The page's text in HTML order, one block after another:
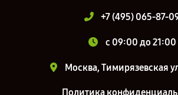
+7 (495) 065-87-
c 09:00 до 21:00
Москва, Тимирязевская
Политика